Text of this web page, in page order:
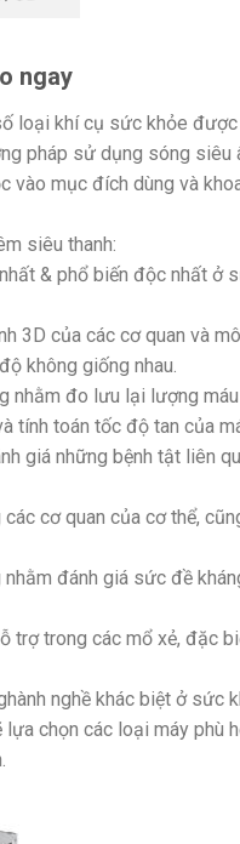
ngay
loại khí cụ sức khỏe được
pháp sử dụng sóng siêu
mục đích dùng và
siêu thanh:
& phổ biến độc nhất ở
3D của các cơ quan và
không giống nhau.
đo lưu lại lượng
tính toán tốc độ tan của
giá những bệnh tật liên
cơ quan của cơ thể,
đánh giá sức đề
trợ trong các mổ xẻ, đặc
nghề khác biệt ở sức
chọn các loại máy phù